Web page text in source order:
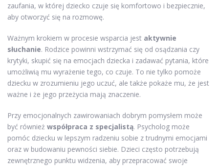
zaufania, w której dziecko czuje się komfortowo i bezpiecznie,
aby otworzyć się na rozmowę.
Ważnym krokiem w procesie wsparcia jest aktywnie
słuchanie. Rodzice powinni wstrzymać się od osądzania czy
krytyki, skupić się na emocjach dziecka i zadawać pytania, które
umożliwią mu wyrażenie tego, co czuje. To nie tylko pomoże
dziecku w zrozumieniu jego uczuć, ale także pokaże mu, że jest
ważne i że jego przeżycia mają znaczenie.
Przy emocjonalnych zawirowaniach dobrym pomysłem może
być również współpraca z specjalistą. Psycholog może
pomóc dziecku w lepszym radzeniu sobie z trudnymi emocjami
oraz w budowaniu pewności siebie. Dzieci często potrzebują
zewnętrznego punktu widzenia, aby przepracować swoje